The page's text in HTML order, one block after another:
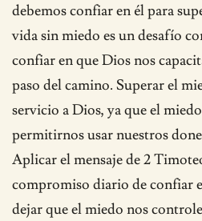
debemos confiar en él para
vida sin miedo es un desafío
confiar en que Dios nos
paso del camino. Superar el
servicio a Dios, ya que el
permitirnos usar nuestros
Aplicar el mensaje de 2
compromiso diario de confiar
dejar que el miedo nos